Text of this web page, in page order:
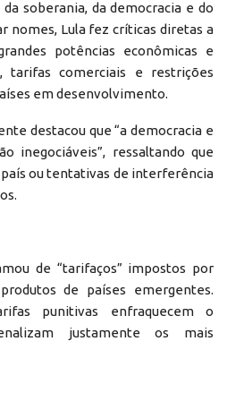
soberania, da democracia e do
nomes, Lula fez críticas diretas a
potências econômicas e
tarifas comerciais e restrições
em desenvolvimento.
destacou que “a democracia e
inegociáveis”, ressaltando que
ou tentativas de interferência
de “tarifaços” impostos por
de países emergentes.
punitivas enfraquecem o
justamente os mais